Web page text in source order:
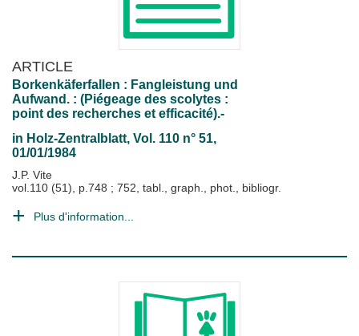
ARTICLE
Borkenkäferfallen : Fangleistung und
Aufwand. : (Piégeage des scolytes :
point des recherches et efficacité).-
in Holz-Zentralblatt, Vol. 110 n° 51,
01/01/1984
J.P. Vite
vol.110 (51), p.748 ; 752, tabl., graph., phot., bibliogr.
Plus d'information...